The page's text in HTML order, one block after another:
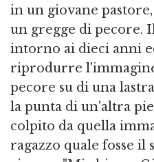
in un giovane
un gregge di pecore.
intorno ai dieci anni
riprodurre
pecore su di una
la punta di un'altra
colpito da quella
ragazzo quale fosse il